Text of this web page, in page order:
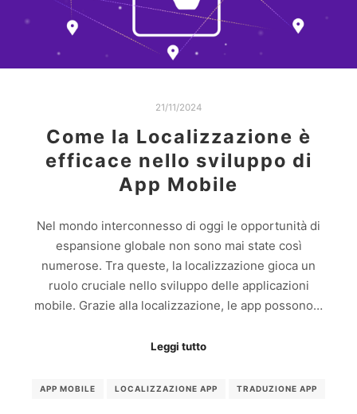
21/11/2024
Come la Localizzazione è
efficace nello sviluppo di
App Mobile
Nel mondo interconnesso di oggi le opportunità di
espansione globale non sono mai state così
numerose. Tra queste, la localizzazione gioca un
ruolo cruciale nello sviluppo delle applicazioni
mobile. Grazie alla localizzazione, le app possono…
Leggi tutto
APP MOBILE LOCALIZZAZIONE APP TRADUZIONE APP